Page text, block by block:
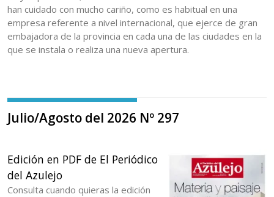
han cuidado con mucho cariño, como es habitual en una
empresa referente a nivel internacional, que ejerce de gran
embajadora de la provincia en cada una de las ciudades en la
que se instala o realiza una nueva apertura.
Julio/Agosto del 2026 Nº 297
Edición en PDF de El Periódico
del Azulejo
Consulta cuando quieras la edición